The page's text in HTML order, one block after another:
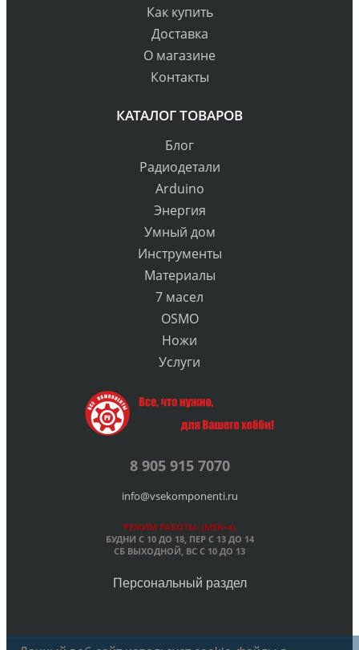
Как купить
Доставка
О магазине
Контакты
КАТАЛОГ ТОВАРОВ
Блог
Радиодетали
Arduino
Энергия
Умный дом
Инструменты
Материалы
7 масел
OSMO
Ножи
Услуги
8 905 915 7070
info@vsekomponenti.ru
РЕЖИМ РАБОТЫ: (MSK+4)
БУДНИ С 10 ДО 18, ПЕРС 13 ДО 14
СБ ВЫХОДНОЙ, ВС С 10 ДО 13
Персональный раздел